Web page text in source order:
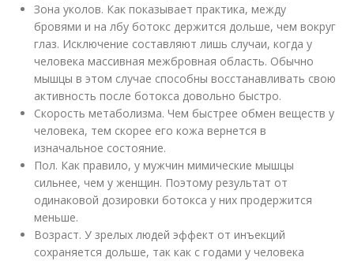
Зона уколов. Как показывает практика, между
бровями и на лбу ботокс держится дольше, чем вокруг
глаз. Исключение составляют лишь случаи, когда у
человека массивная межбровная область. Обычно
мышцы в этом случае способны восстанавливать свою
активность после ботокса довольно быстро.
Скорость метаболизма. Чем быстрее обмен веществ у
человека, тем скорее его кожа вернется в
изначальное состояние.
Пол. Как правило, у мужчин мимические мышцы
сильнее, чем у женщин. Поэтому результат от
одинаковой дозировки ботокса у них продержится
меньше.
Возраст. У зрелых людей эффект от инъекций
сохраняется дольше, так как с годами у человека